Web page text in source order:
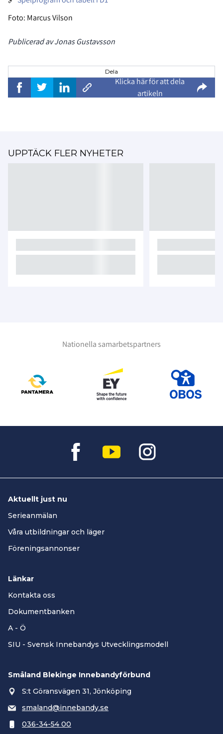
Foto: Marcus Vilson
Publicerad av Jonas Gustavsson
Dela
Klicka här för att dela
artikeln
UPPTÄCK FLER NYHETER
Nationella samarbetspartners
Aktuellt just nu
Serieanmälan
Våra utbildningar och läger
Föreningsannonser
Länkar
Kontakta oss
Dokumentbanken
A - Ö
SIU - Svensk Innebandys Utvecklingsmodell
Småland Blekinge Innebandyförbund
S:t Göransvägen 31, Jönköping
smaland@innebandy.se
036-34-54 00